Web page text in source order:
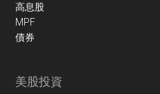
高息股
MPF
債券
美股投資